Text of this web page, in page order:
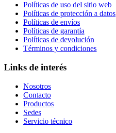
Políticas de uso del sitio web
Políticas de protección a datos
Políticas de envíos
Políticas de garantía
Políticas de devolución
Términos y condiciones
Links de interés
Nosotros
Contacto
Productos
Sedes
Servicio técnico